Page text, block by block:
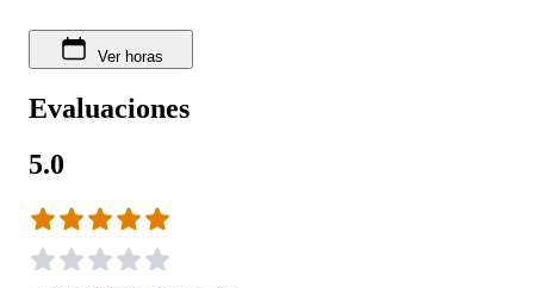
Ver horas
Evaluaciones
5.0